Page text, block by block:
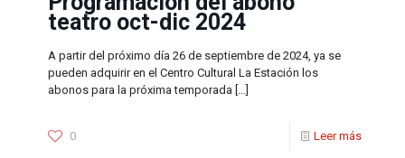
teatro oct-dic 2024
A partir del próximo día 26 de septiembre de 2024, ya se
pueden adquirir en el Centro Cultural La Estación los
abonos para la próxima temporada […]
0 Leer más